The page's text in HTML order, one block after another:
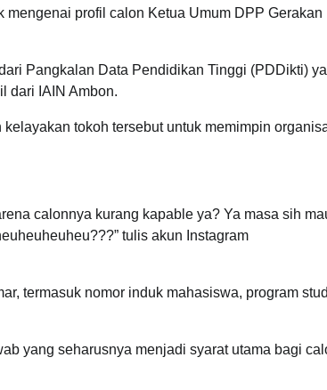
profil calon Ketua Umum DPP Gerakan
Pangkalan Data Pendidikan Tinggi (PDDikti)
dari IAIN Ambon.
tokoh tersebut untuk memimpin
calonnya kurang kapable ya? Ya masa sih
tulis akun Instagram
termasuk nomor induk mahasiswa, program
yang seharusnya menjadi syarat utama bagi